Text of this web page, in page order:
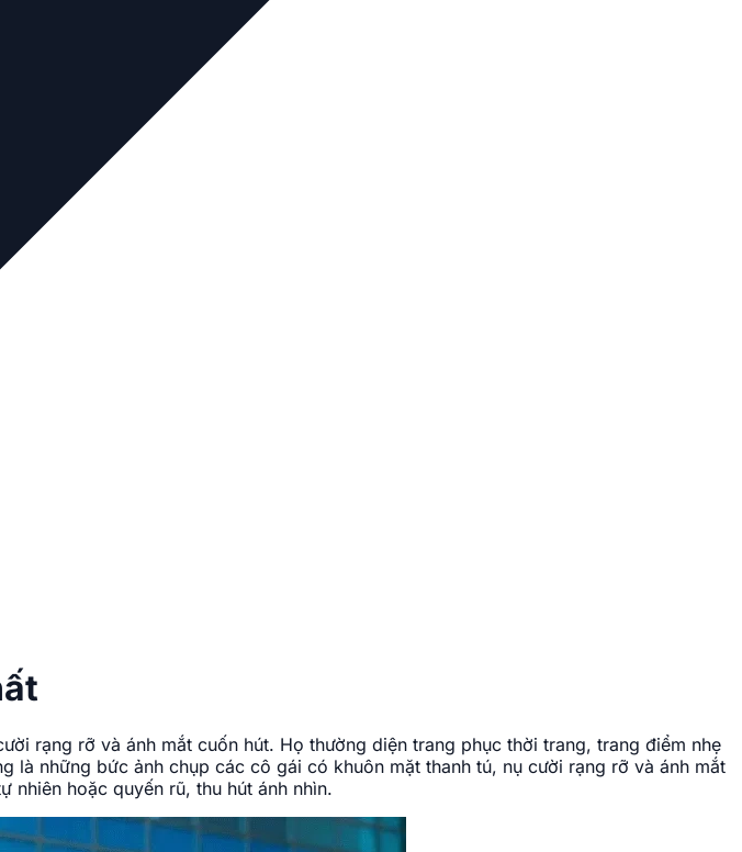
rạng rỡ và ánh mắt cuốn hút. Họ thường diện trang phục thời trang, trang điểm nhẹ
là những bức ảnh chụp các cô gái có khuôn mặt thanh tú, nụ cười rạng rỡ và ánh mắt
nhiên hoặc quyến rũ, thu hút ánh nhìn.